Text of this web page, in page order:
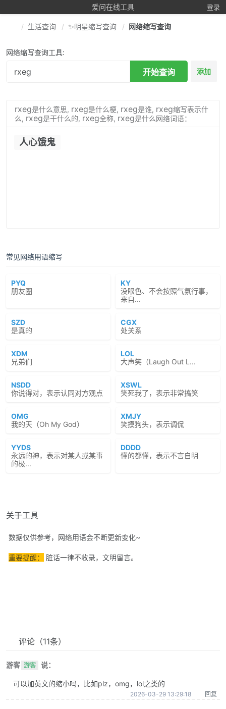
爱问在线工具 登录
生活查询 ✨明星缩写查询 网络缩写查询
网络缩写查询工具:
开始查询 添加
rxeg是什么意思, rxeg是什么梗, rxeg是谁, rxeg缩写表示什
么, rxeg是干什么的, rxeg全称, rxeg是什么网络词语：
人心饿鬼
常见网络用语缩写
PYQ
朋友圈
KY
没眼色、不会按照气氛行事，
来自...
SZD
是真的
CGX
处关系
XDM
兄弟们
LOL
大声笑（Laugh Out L...
NSDD
你说得对，表示认同对方观点
XSWL
笑死我了，表示非常搞笑
OMG
我的天（Oh My God）
XMJY
笑摸狗头，表示调侃
YYDS
永远的神，表示对某人或某事
的极...
DDDD
懂的都懂，表示不言自明
关于工具
数据仅供参考，网络用语会不断更新变化~
重要提醒： 脏话一律不收录，文明留言。
评论 （11条）
游客 游客 说：
可以加英文的缩小吗，比如plz，omg，lol之类的
2026-03-29 13:29:18 回复